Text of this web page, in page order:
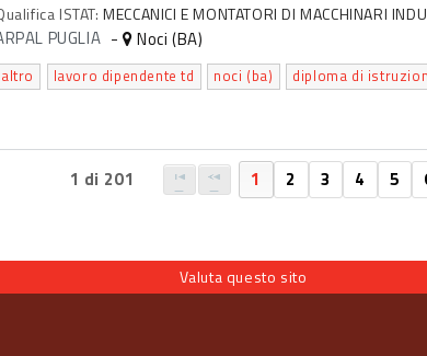
ISTAT: MECCANICI E MONTATORI DI MACCHINARI
PUGLIA - Noci (BA)
altro lavoro dipendente td noci (ba)
1 di 201 1 2 3 4 5
Valuta questo sito